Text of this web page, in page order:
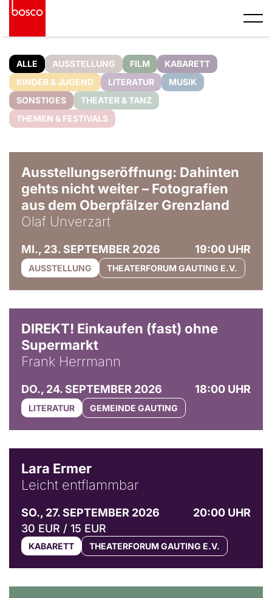
ALLE AUSSTELLUNG FILM
KABARETT
KINDER & JUGEND
LITERATUR
MUSIK
SONSTIGES
THEATER & TANZ
THEMEN & FESTIVALS
Ausstellungseröffnung: Dahinten
gehts nicht weiter – Fotografien
aus dem Oberpfälzer Grenzland
Olaf Unverzart
MI., 23. SEPTEMBER 2026 19:00 UHR
AUSSTELLUNG THEATERFORUM GAUTING E.V.
DIREKT! Einkaufen (fast) ohne
Supermarkt
Frank Herrmann
DO., 24. SEPTEMBER 2026 18:00 UHR
LITERATUR GEMEINDE GAUTING
Lara Ermer
Leicht entflammbar
SO., 27. SEPTEMBER 2026
20:00 UHR
30 EUR / 15 EUR
KABARETT THEATERFORUM GAUTING E.V.